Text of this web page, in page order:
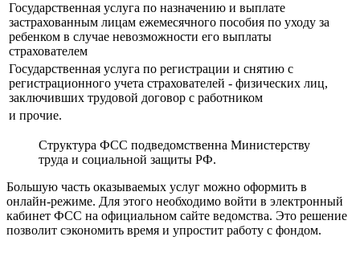
Государственная услуга по назначению и выплате
застрахованным лицам ежемесячного пособия по уходу за
ребенком в случае невозможности его выплаты
страхователем
Государственная услуга по регистрации и снятию с
регистрационного учета страхователей - физических лиц,
заключивших трудовой договор с работником
и прочие.
Структура ФСС подведомственна Министерству
труда и социальной защиты РФ.
Большую часть оказываемых услуг можно оформить в
онлайн-режиме. Для этого необходимо войти в электронный
кабинет ФСС на официальном сайте ведомства. Это решение
позволит сэкономить время и упростит работу с фондом.